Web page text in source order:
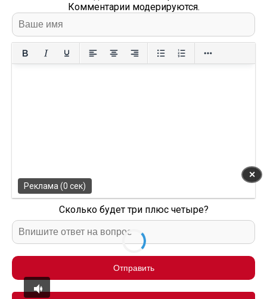
Комментарии модерируются.
Сколько будет три плюс четыре?
Отправить
✕
Реклама (0 сек)